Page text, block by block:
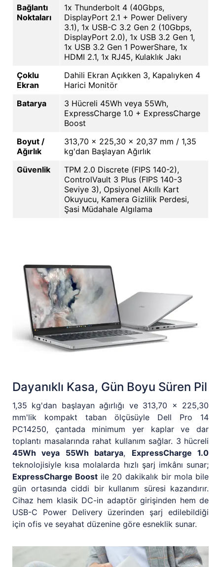
Bağlantı
Noktaları
1x Thunderbolt 4 (40Gbps,
DisplayPort 2.1 + Power Delivery
3.1), 1x USB-C 3.2 Gen 2 (10Gbps,
DisplayPort 2.0), 1x USB 3.2 Gen 1,
1x USB 3.2 Gen 1 PowerShare, 1x
HDMI 2.1, 1x RJ45, Kulaklık Jakı
Çoklu
Ekran
Dahili Ekran Açıkken 3, Kapalıyken 4
Harici Monitör
Batarya
3 Hücreli 45Wh veya 55Wh,
ExpressCharge 1.0 + ExpressCharge
Boost
Boyut /
Ağırlık
313,70 x 225,30 x 20,37 mm / 1,35
kg'dan Başlayan Ağırlık
Güvenlik
TPM 2.0 Discrete (FIPS 140-2),
ControlVault 3 Plus (FIPS 140-3
Seviye 3), Opsiyonel Akıllı Kart
Okuyucu, Kamera Gizlilik Perdesi,
Şasi Müdahale Algılama
Dayanıklı Kasa, Gün Boyu Süren Pil
1,35 kg'dan başlayan ağırlığı ve 313,70 x 225,30
mm'lik kompakt taban ölçüsüyle Dell Pro 14
PC14250, çantada minimum yer kaplar ve dar
toplantı masalarında rahat kullanım sağlar. 3 hücreli
45Wh veya 55Wh batarya, ExpressCharge 1.0
teknolojisiyle kısa molalarda hızlı şarj imkânı sunar;
ExpressCharge Boost ile 20 dakikalık bir mola bile
gün ortasında ciddi bir kullanım süresi kazandırır.
Cihaz hem klasik DC-in adaptör girişinden hem de
USB-C Power Delivery üzerinden şarj edilebildiği
için ofis ve seyahat düzenine göre esneklik sunar.